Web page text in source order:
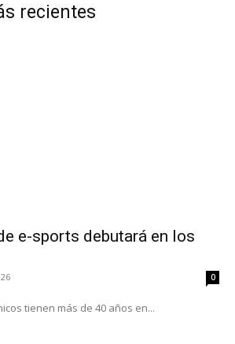
recientes
e-sports debutará en los
0
tienen más de 40 años en...